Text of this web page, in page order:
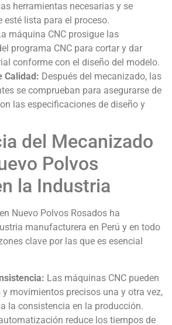
herramientas necesarias y se
esté lista para el proceso.
máquina CNC prosigue las
programa CNC para cortar y dar
conforme con el diseño del modelo.
Calidad: Después del mecanizado, las
se comprueban para asegurarse de
las especificaciones de diseño y
del Mecanizado
Polvos
la Industria
Nuevo Polvos Rosados ha
manufacturera en Perú y en todo
clave por las que es esencial
Las máquinas CNC pueden
movimientos precisos una y otra vez,
la consistencia en la producción.
reduce los tiempos de